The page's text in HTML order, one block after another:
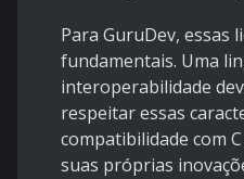
Para GuruDev, essas
fundamentais. Uma
interoperabilidade
respeitar essas
compatibilidade com
suas próprias